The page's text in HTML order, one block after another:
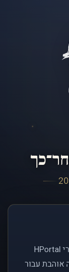
לפני כמעט שני עשורים, פתחנו את שערי HPortal
אוהבת עבור